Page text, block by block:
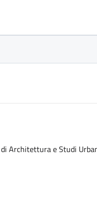
Architettura e Studi